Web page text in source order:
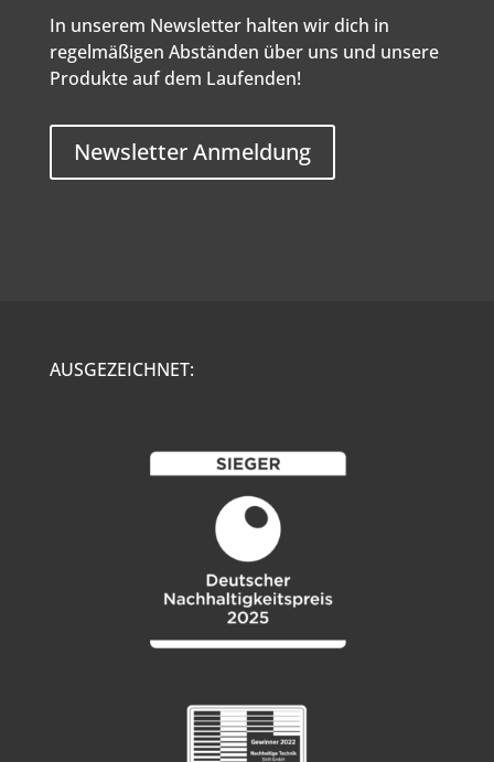
In unserem Newsletter halten wir dich in
regelmäßigen Abständen über uns und unsere
Produkte auf dem Laufenden!
Newsletter Anmeldung
AUSGEZEICHNET: